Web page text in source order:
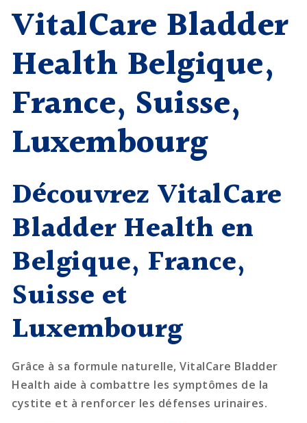
VitalCare Bladder
Health Belgique,
France, Suisse,
Luxembourg
Découvrez VitalCare
Bladder Health en
Belgique, France,
Suisse et
Luxembourg
Grâce à sa formule naturelle, VitalCare Bladder
Health aide à combattre les symptômes de la
cystite et à renforcer les défenses urinaires.